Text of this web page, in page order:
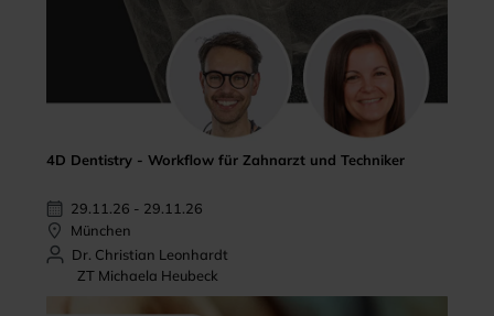
4D Dentistry - Workflow für Zahnarzt und Techniker
29.11.26 - 29.11.26
München
Dr. Christian Leonhardt
ZT Michaela Heubeck